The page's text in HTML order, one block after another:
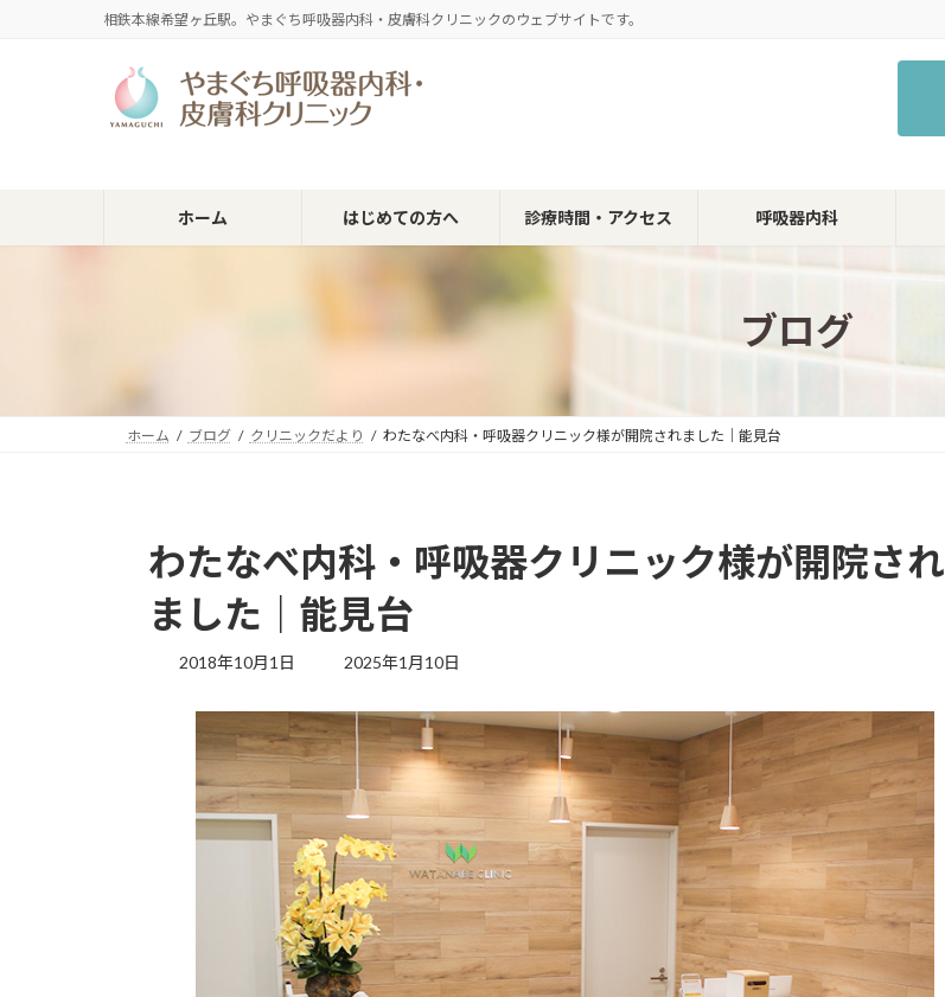
ッ
移
相鉄本線希望ヶ丘駅。やまぐち呼吸器内科・皮膚科クリニックのウェブサイトです。
ホーム はじめての方へ 診療時間・アクセス 呼吸器内科
ブログ
ホーム ブログ クリニックだより わたなべ内科・呼吸器クリニック様が開院されました｜能見台
わたなべ内科・呼吸器クリニック様が開院され
ました｜能見台
2018年10月1日
最
更
新
日
時
:
2025年1月10日